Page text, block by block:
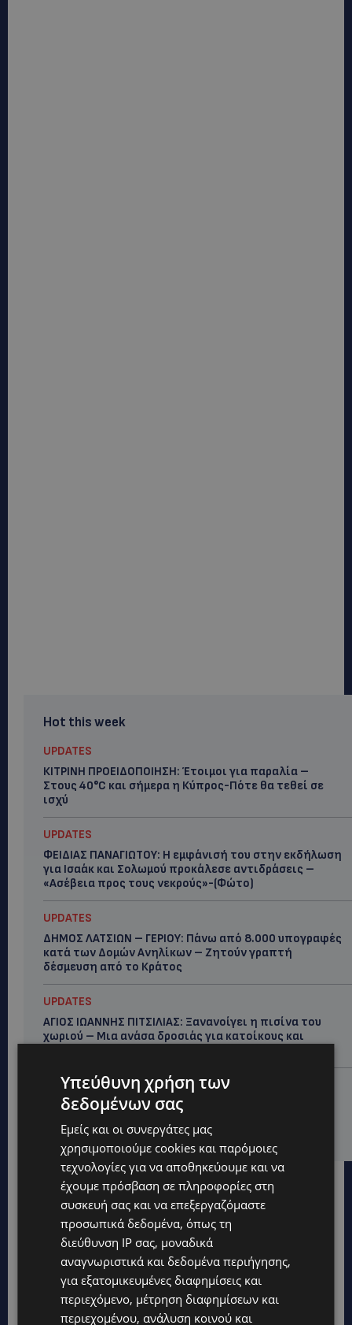
Hot this week
UPDATES
ΚΙΤΡΙΝΗ ΠΡΟΕΙΔΟΠΟΙΗΣΗ: Έτοιμοι για παραλία –
Στους 40°C και σήμερα η Κύπρος-Πότε θα τεθεί σε
ισχύ
UPDATES
ΦΕΙΔΙΑΣ ΠΑΝΑΓΙΩΤΟΥ: Η εμφάνισή του στην εκδήλωση
για Ισαάκ και Σολωμού προκάλεσε αντιδράσεις –
«Ασέβεια προς τους νεκρούς»-(Φώτο)
UPDATES
ΔΗΜΟΣ ΛΑΤΣΙΩΝ – ΓΕΡΙΟΥ: Πάνω από 8.000 υπογραφές
κατά των Δομών Ανηλίκων – Ζητούν γραπτή
δέσμευση από το Κράτος
UPDATES
ΑΓΙΟΣ ΙΩΑΝΝΗΣ ΠΙΤΣΙΛΙΑΣ: Ξανανοίγει η πισίνα του
χωριού – Μια ανάσα δροσιάς για κατοίκους και
LIFESTYLE
ΕΛΕΝΑ ΠΑΠΑΔΟΠΟΥΛΟΥ: Από τη σκηνή στην
ευθύνη»
Υπεύθυνη χρήση των
δεδομένων σας
Εμείς και οι συνεργάτες μας
χρησιμοποιούμε cookies και παρόμοιες
τεχνολογίες για να αποθηκεύουμε και να
έχουμε πρόσβαση σε πληροφορίες στη
συσκευή σας και να επεξεργαζόμαστε
προσωπικά δεδομένα, όπως τη
διεύθυνση IP σας, μοναδικά
αναγνωριστικά και δεδομένα περιήγησης,
για εξατομικευμένες διαφημίσεις και
περιεχόμενο, μέτρηση διαφημίσεων και
περιεχομένου, ανάλυση κοινού και